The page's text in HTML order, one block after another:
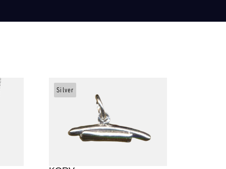
Silver